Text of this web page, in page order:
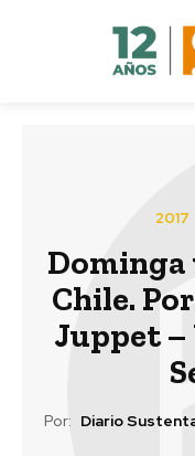
2017
Dominga
Chile.
Juppet –
Por: Diario